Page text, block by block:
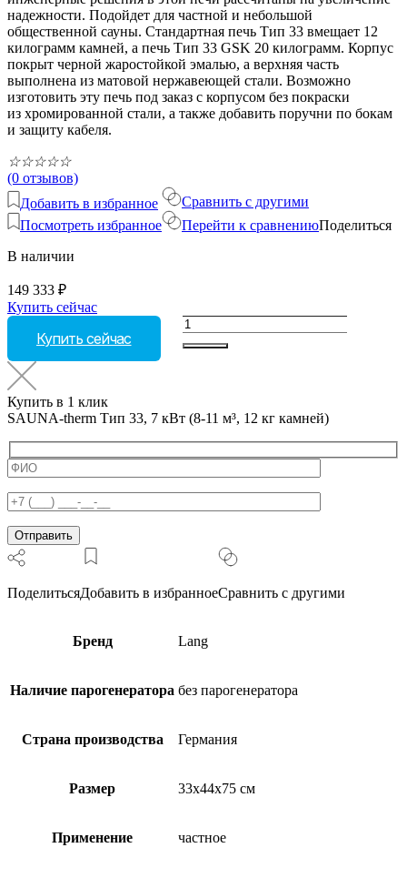
надежности. Подойдет для частной и небольшой
общественной сауны. Стандартная печь Тип 33 вмещает 12
килограмм камней, а печь Тип 33 GSK 20 килограмм. Корпус
покрыт черной жаростойкой эмалью, а верхняя часть
выполнена из матовой нержавеющей стали. Возможно
изготовить эту печь под заказ с корпусом без покраски
из хромированной стали, а также добавить поручни по бокам
и защиту кабеля.
☆☆☆☆☆
(0 отзывов)
Добавить в избранное
Посмотреть избранное
Сравнить с другими
Перейти к сравнениюПоделиться
В наличии
149 333 ₽
Купить сейчас
Купить сейчас
Количество
7
(8-
Купить в 1 клик
SAUNA-therm Тип 33, 7 кВт (8-11 м³, 12 кг камней)
ПоделитьсяДобавить в избранноеСравнить с другими
Бренд Lang
Наличие парогенератора без парогенератора
Страна производства Германия
Размер 33x44x75 см
Применение частное